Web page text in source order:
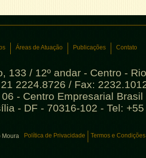
Áreas de Atuação Publicações Contato
133 / 12º andar - Centro -
2224.8726 / Fax:
06 - Centro Empresarial
- DF - 70316-102 - Tel:
Moura Política de Privacidade Termos e